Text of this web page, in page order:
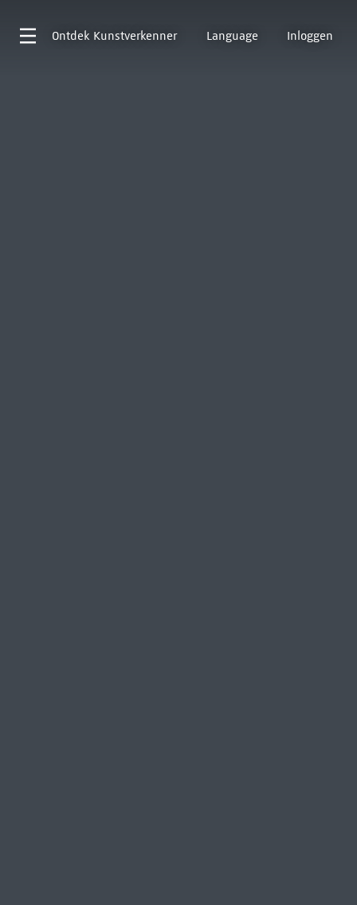
Ontdek Kunstverkenner Language Inloggen